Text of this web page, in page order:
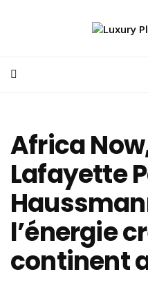
Africa
Lafayette
l’énergie
continent